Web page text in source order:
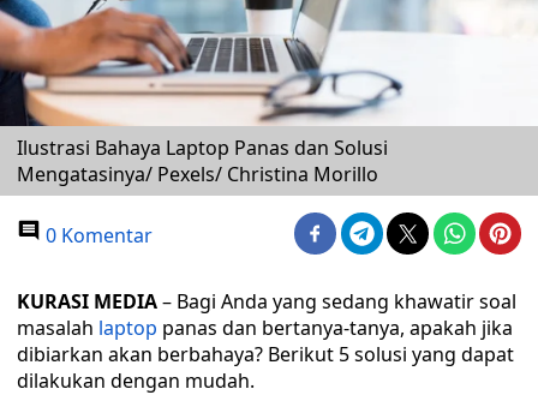
Ilustrasi Bahaya Laptop Panas dan Solusi
Mengatasinya/ Pexels/ Christina Morillo
0 Komentar
KURASI MEDIA– Bagi Anda yang sedang khawatir soal
masalah laptop panas dan bertanya-tanya, apakah jika
dibiarkan akan berbahaya? Berikut 5 solusi yang dapat
dilakukan dengan mudah.